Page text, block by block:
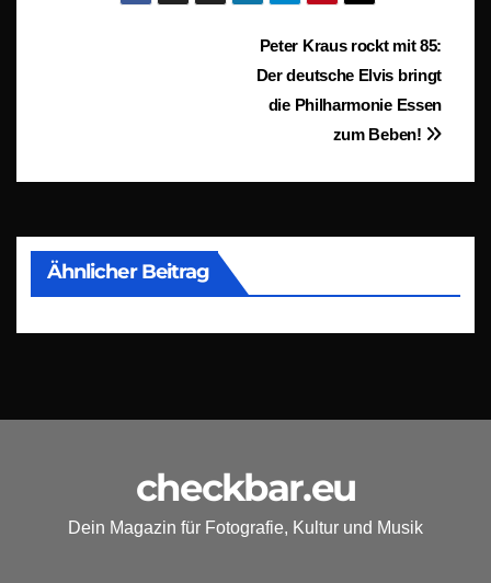
Beitragsnavigation
Peter Kraus rockt mit 85:
Der deutsche Elvis bringt
die Philharmonie Essen
zum Beben!
Ähnlicher Beitrag
checkbar.eu
Dein Magazin für Fotografie, Kultur und Musik